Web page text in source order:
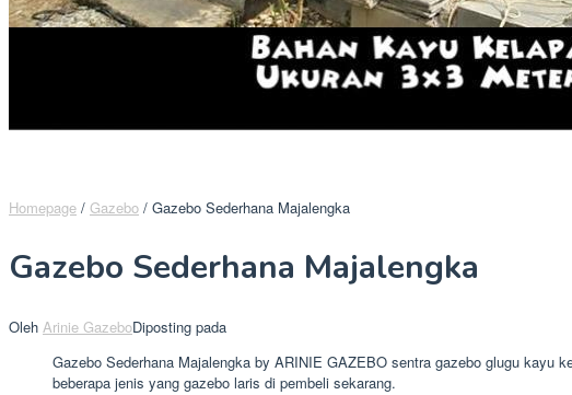
Homepage / Gazebo / Gazebo Sederhana Majalengka
Gazebo Sederhana Majalengka
Oleh Arinie GazeboDiposting pada
Gazebo Sederhana Majalengka by ARINIE GAZEBO sentra gazebo glugu kayu
beberapa jenis yang gazebo laris di pembeli sekarang.